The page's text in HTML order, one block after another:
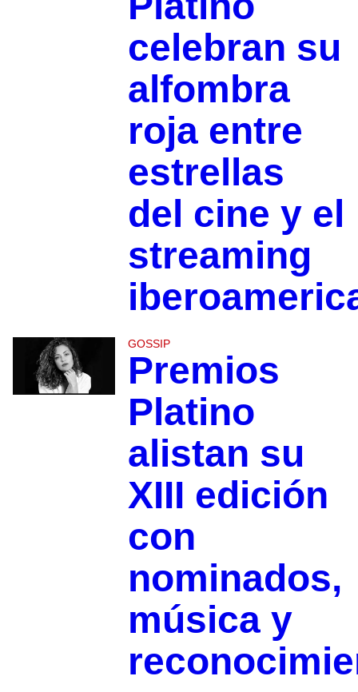
celebran su
alfombra
roja entre
estrellas
del cine y el
streaming
GOSSIP
Premios
Platino
alistan su
XIII edición
con
nominados,
música y